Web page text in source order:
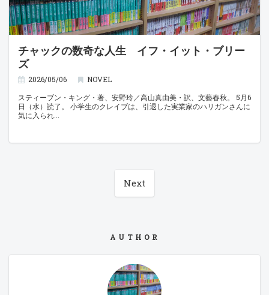
チャックの数奇な人生 イフ・イット・ブリー
ズ
2026/05/06
NOVEL
スティーブン・キング・著、安野玲／高山真由美・訳、文藝春秋。 5月6
日（水）読了。 小学生のクレイブは、引退した実業家のハリガンさんに
気に入られ
Next
AUTHOR